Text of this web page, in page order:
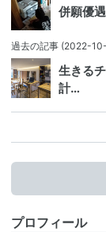
併願優
過去の記事 (2022-
生きる
計…
プロフィール